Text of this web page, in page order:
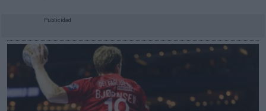
Publicidad